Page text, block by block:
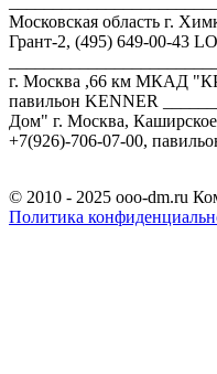
Московская область г.
Грант-2, (495) 649-00-43
г. Москва ,66 км МКАД
павильон KENNER
Дом" г. Москва,
+7(926)-706-07-00,
© 2010 - 2025 ooo-dm.ru
Политика